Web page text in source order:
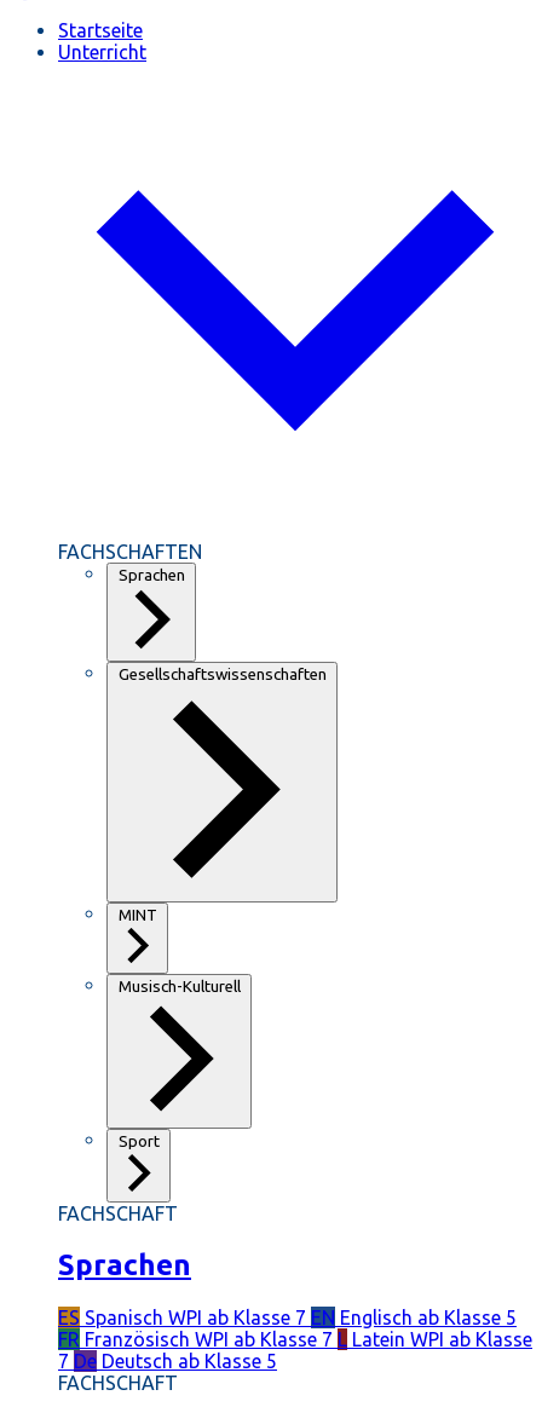
Startseite
Unterricht
FACHSCHAFTEN
Sprachen
Gesellschaftswissenschaften
MINT
Musisch-Kulturell
Sport
FACHSCHAFT
Sprachen
ES Spanisch WPI ab Klasse 7 EN Englisch ab Klasse 5
FR Französisch WPI ab Klasse 7 L Latein WPI ab Klasse
7 De Deutsch ab Klasse 5
FACHSCHAFT